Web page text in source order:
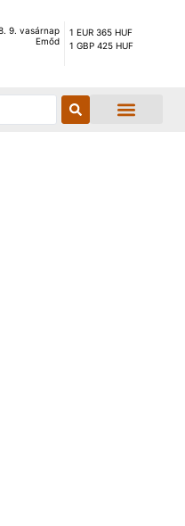
9. vasárnap
Emőd
1 EUR 365 HUF
1 GBP 425 HUF